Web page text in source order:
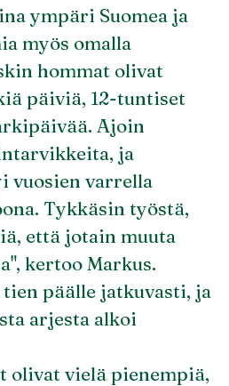
ympäri Suomea ja
myös omalla
hommat olivat
päiviä, 12-tuntiset
Ajoin
ja
vuosien varrella
Tykkäsin työstä,
että jotain muuta
kertoo Markus.
päälle jatkuvasti, ja
arjesta alkoi
olivat vielä pienempiä,